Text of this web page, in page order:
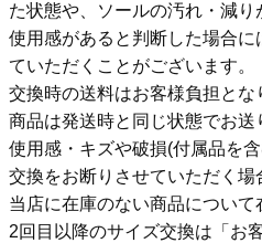
た状態や、ソールの汚れ・減
使用感があると判断した場合
ていただくことがございます。
交換時の送料はお客様負担とな
商品は発送時と同じ状態でお送
使用感・キズや破損(付属品を
交換をお断りさせていただく場
当店に在庫のない商品につい
2回目以降のサイズ交換は「お